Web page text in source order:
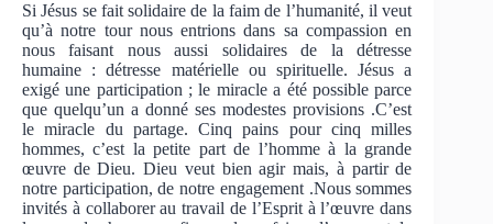
Si Jésus se fait solidaire de la faim de l’humanité, il veut
qu’à notre tour nous entrions dans sa compassion en
nous faisant nous aussi solidaires de la détresse
humaine : détresse matérielle ou spirituelle. Jésus a
exigé une participation ; le miracle a été possible parce
que quelqu’un a donné ses modestes provisions .C’est
le miracle du partage. Cinq pains pour cinq milles
hommes, c’est la petite part de l’homme à la grande
œuvre de Dieu. Dieu veut bien agir mais, à partir de
notre participation, de notre engagement .Nous sommes
invités à collaborer au travail de l’Esprit à l’œuvre dans